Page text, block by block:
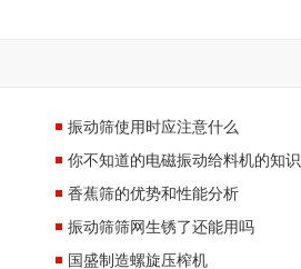
振动筛使用时应注意什么
你不知道的电磁振动给料机的知识
香蕉筛的优势和性能分析
振动筛筛网生锈了还能用吗
国盛制造螺旋压榨机